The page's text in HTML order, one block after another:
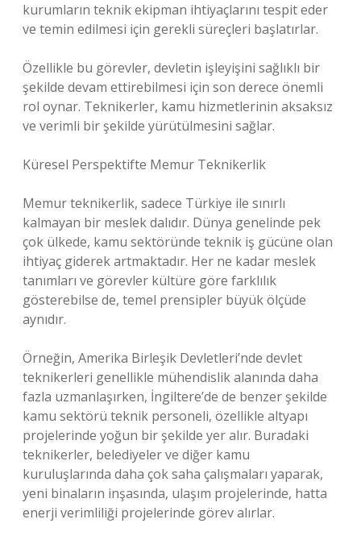
kurumların teknik ekipman ihtiyaçlarını tespit eder
ve temin edilmesi için gerekli süreçleri başlatırlar.
Özellikle bu görevler, devletin işleyişini sağlıklı bir
şekilde devam ettirebilmesi için son derece önemli
rol oynar. Teknikerler, kamu hizmetlerinin aksaksız
ve verimli bir şekilde yürütülmesini sağlar.
Küresel Perspektifte Memur Teknikerlik
Memur teknikerlik, sadece Türkiye ile sınırlı
kalmayan bir meslek dalıdır. Dünya genelinde pek
çok ülkede, kamu sektöründe teknik iş gücüne olan
ihtiyaç giderek artmaktadır. Her ne kadar meslek
tanımları ve görevler kültüre göre farklılık
gösterebilse de, temel prensipler büyük ölçüde
aynıdır.
Örneğin, Amerika Birleşik Devletleri’nde devlet
teknikerleri genellikle mühendislik alanında daha
fazla uzmanlaşırken, İngiltere’de de benzer şekilde
kamu sektörü teknik personeli, özellikle altyapı
projelerinde yoğun bir şekilde yer alır. Buradaki
teknikerler, belediyeler ve diğer kamu
kuruluşlarında daha çok saha çalışmaları yaparak,
yeni binaların inşasında, ulaşım projelerinde, hatta
enerji verimliliği projelerinde görev alırlar.